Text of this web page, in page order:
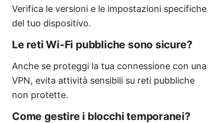
Verifica le versioni e le impostazioni specifiche
del tuo dispositivo.
Le reti Wi-Fi pubbliche sono sicure?
Anche se proteggi la tua connessione con una
VPN, evita attività sensibili su reti pubbliche
non protette.
Come gestire i blocchi temporanei?